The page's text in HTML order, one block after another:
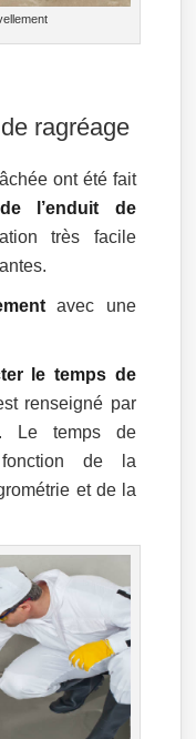
ragréage
ont été fait
l’enduit de
très facile
avec une
le temps de
renseigné par
Le temps de
de la
et de la